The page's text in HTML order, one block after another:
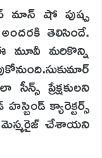
మాన్ షో పుష్ప
తెలిసిందే.
మూవీ మరికొన్ని
ప్రేక్షకులని
క్యారెక్టర్స్
మెస్మరైజ్ చేశాయని